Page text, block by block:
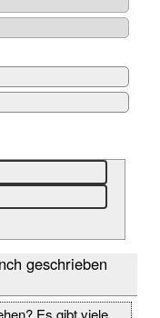
geschrieben
Es gibt viele